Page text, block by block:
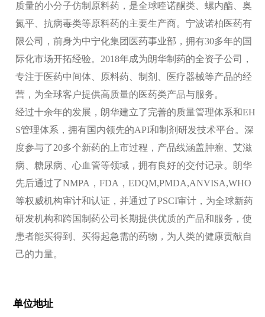
质量的小分子仿制原料药，是全球喹诺酮类、螺内酯、奥
氮平、抗病毒类等原料药的主要生产商。宁波诺柏医药有
限公司，前身为中宁化集团医药事业部，拥有30多年的国
际化市场开拓经验。2018年成为朗华制药的全资子公司，
专注于医药中间体、原料药、制剂、医疗器械等产品的经
营，为全球客户提供高质量的医药类产品与服务。
经过十余年的发展，朗华建立了完善的质量管理体系和EH
S管理体系，拥有国内领先的API和制剂研发技术平台。深
度参与了20多个新药的上市过程，产品线涵盖肿瘤、艾滋
病、糖尿病、心血管等领域，拥有良好的交付记录。朗华
先后通过了NMPA，FDA，EDQM,PMDA,ANVISA,WHO
等权威机构审计和认证，并通过了PSCI审计，为全球新药
研发机构和跨国制药公司长期提供优质的产品和服务，使
患者能买得到、买得起急需的药物，为人类的健康贡献自
己的力量。
单位地址